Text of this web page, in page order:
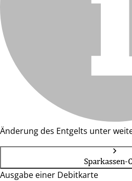
Änderung des Entgelts unter
Sparkassen-
Ausgabe einer Debitkarte